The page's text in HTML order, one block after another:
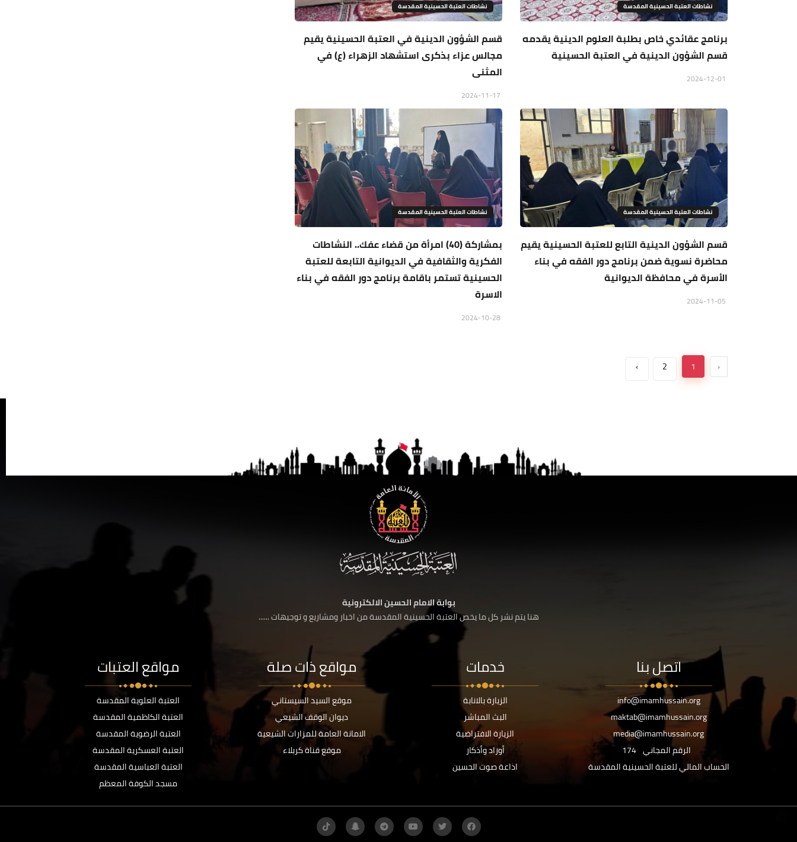
نشاطات العتبة الحسينية المقدسة
برنامج عقائدي خاص بطلبة العلوم الدينية يقدمه
قسم الشؤون الدينية في العتبة الحسينية
نشاطات العتبة الحسينية المقدسة
قسم الشؤون الدينية في العتبة الحسينية يقيم
مجالس عزاء بذكرى استشهاد الزهراء (ع) في
المثنى
نشاطات العتبة الحسينية المقدسة
قسم الشؤون الدينية التابع للعتبة الحسينية يقيم
محاضرة نسوية ضمن برنامج دور الفقه في بناء
الأسرة في محافظة الديوانية
نشاطات العتبة الحسينية المقدسة
بمشاركة (40) امرأة من قضاء عفك.. النشاطات
الفكرية والثقافية في الديوانية التابعة للعتبة
الحسينية تستمر باقامة برنامج دور الفقه في بناء
الاسرة
‹
1
2
›
بوابة الامام الحسين الالكترونية
هنا يتم نشر كل ما يخص العتبة الحسينية المقدسة من اخبار ومشاريع و توجيهات ......
اتصل بنا
info@imamhussain.org
maktab@imamhussain.org
media@imamhussain.org
الرقم المجاني 174
الحساب المالي للعتبة الحسينية المقدسة
خدمات
الزيارة بالانابة
البث المباشر
الزيارة الافتراضية
أوراد وأذكار
اذاعة صوت الحسين
مواقع ذات صلة
موقع السيد السيستاني
ديوان الوقف الشيعي
الامانة العامة للمزارات الشيعية
موقع قناة كربلاء
مواقع العتبات
العتبة العلوية المقدسة
العتبة الكاظمية المقدسة
العتبة الرضوية المقدسة
العتبة العسكرية المقدسة
العتبة العباسية المقدسة
مسجد الكوفة المعظم